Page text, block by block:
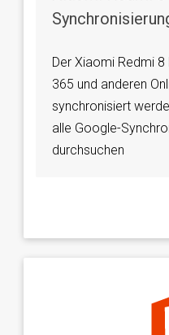
Der Xiaomi Redmi
365 und anderen
synchronisiert
alle Google-
durchsuchen